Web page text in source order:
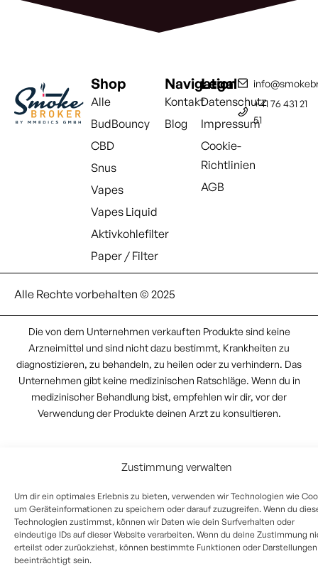
Zustimmung verwalten
Um dir ein optimales Erlebnis zu bieten, verwenden wir Technologien wie
um Geräteinformationen zu speichern oder darauf zuzugreifen. Wenn du
Technologien zustimmst, können wir Daten wie dein Surfverhalten oder
eindeutige IDs auf dieser Website verarbeiten. Wenn du deine Zustimmung
erteilst oder zurückziehst, können bestimmte Funktionen oder Darstellungen
beeinträchtigt sein.
Shop
Alle
BudBouncy
CBD
Snus
Vapes
Vapes Liquid
Aktivkohlefilter
Paper / Filter
Navigation
Kontakt
Blog
Legal
Datenschutz
Impressum
Cookie-
Richtlinien
AGB
+41 76 431 21
51
Alle Rechte vorbehalten © 2025
Die von dem Unternehmen verkauften Produkte sind keine
Arzneimittel und sind nicht dazu bestimmt, Krankheiten zu
diagnostizieren, zu behandeln, zu heilen oder zu verhindern. Das
Unternehmen gibt keine medizinischen Ratschläge. Wenn du in
medizinischer Behandlung bist, empfehlen wir dir, vor der
Verwendung der Produkte deinen Arzt zu konsultieren.